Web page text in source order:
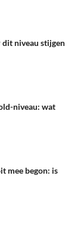
dit niveau stijgen
niveau: wat
mee begon: is